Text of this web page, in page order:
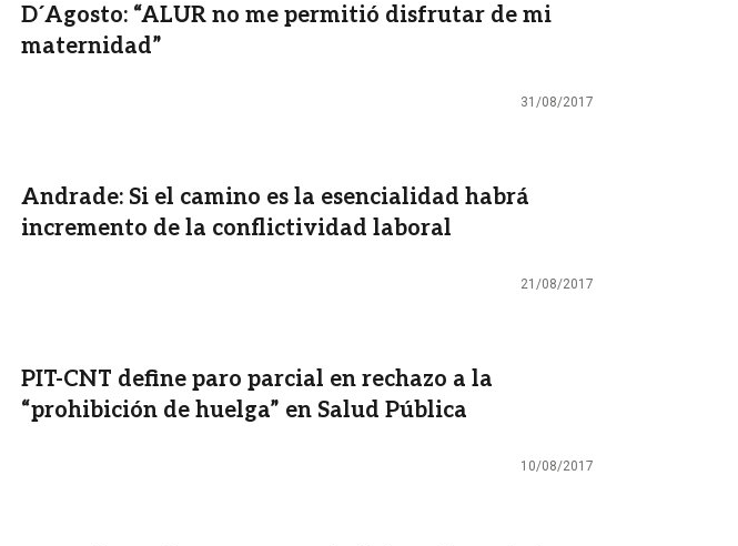
D´Agosto: “ALUR no me permitió disfrutar de mi
maternidad”
31/08/2017
Andrade: Si el camino es la esencialidad habrá
incremento de la conflictividad laboral
21/08/2017
PIT-CNT define paro parcial en rechazo a la
“prohibición de huelga” en Salud Pública
10/08/2017